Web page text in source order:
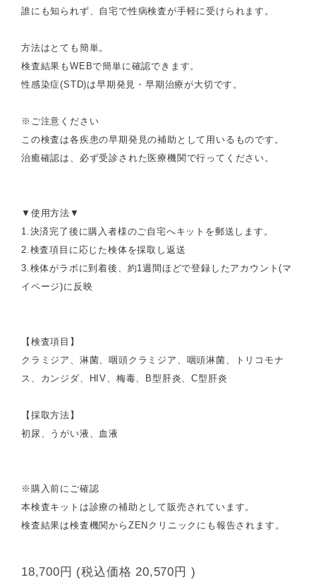
誰にも知られず、自宅で性病検査が手軽に受けられます。
方法はとても簡単。
検査結果もWEBで簡単に確認できます。
性感染症(STD)は早期発見・早期治療が大切です。
※ご注意ください
この検査は各疾患の早期発見の補助として用いるものです。
治癒確認は、必ず受診された医療機関で行ってください。
▼使用方法▼
1.決済完了後に購入者様のご自宅へキットを郵送します。
2.検査項目に応じた検体を採取し返送
3.検体がラボに到着後、約1週間ほどで登録したアカウント(マ
イページ)に反映
【検査項目】
クラミジア、淋菌、咽頭クラミジア、咽頭淋菌、トリコモナ
ス、カンジダ、HIV、梅毒、B型肝炎、C型肝炎
【採取方法】
初尿、うがい液、血液
※購入前にご確認
本検査キットは診療の補助として販売されています。
検査結果は検査機関からZENクリニックにも報告されます。
18,700円 (税込価格20,570円 )